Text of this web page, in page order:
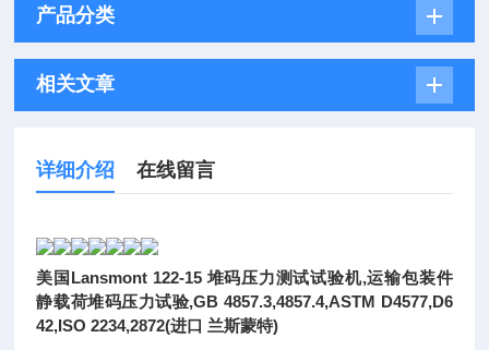
产品分类
相关文章
详细介绍 在线留言
美国Lansmont 122-15 堆码压力测试试验机,运输包装件
静载荷堆码压力试验,GB 4857.3,4857.4,ASTM D4577,D6
42,ISO 2234,2872(进口 兰斯蒙特)